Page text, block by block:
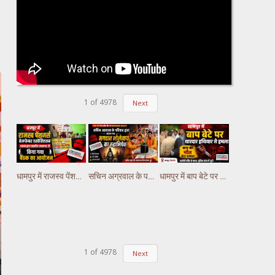
1 of 4978 Next
धामपुर में राजस्व पेंशनर्स वेलफेयर एसोसिएशन शाखा द्धारा तहसील सभागार में किया गया वैठक का आयोजन सचिन अग्रवाल के परिवार द्वारा कराया गया भगवान भोलेनाथ का रुद्राभिषेक धामपुर में बाप बेटे पर धारदार हथियार से हमला, बाप की मौत बेटा घायल
1 of 4978 Next